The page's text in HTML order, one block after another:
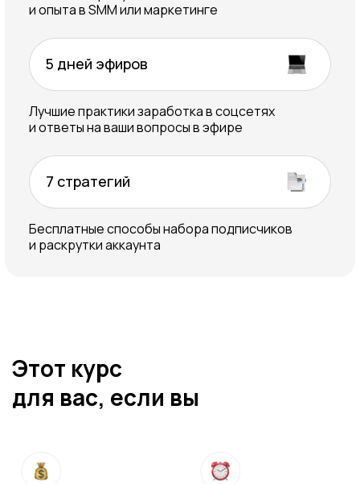
и опыта в SMM или маркетинге
5 дней эфиров
Лучшие практики заработка в соцсетях
и ответы на ваши вопросы в эфире
7 стратегий
Бесплатные способы набора подписчиков
и раскрутки аккаунта
Этот курс
для вас, если вы